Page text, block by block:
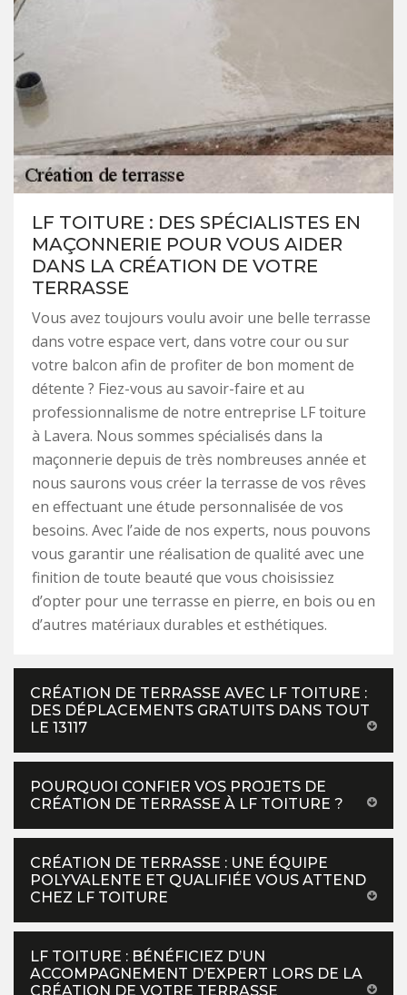
LF TOITURE : DES SPÉCIALISTES EN
MAÇONNERIE POUR VOUS AIDER
DANS LA CRÉATION DE VOTRE
TERRASSE
Vous avez toujours voulu avoir une belle terrasse
dans votre espace vert, dans votre cour ou sur
votre balcon afin de profiter de bon moment de
détente ? Fiez-vous au savoir-faire et au
professionnalisme de notre entreprise LF toiture
à Lavera. Nous sommes spécialisés dans la
maçonnerie depuis de très nombreuses année et
nous saurons vous créer la terrasse de vos rêves
en effectuant une étude personnalisée de vos
besoins. Avec l’aide de nos experts, nous pouvons
vous garantir une réalisation de qualité avec une
finition de toute beauté que vous choisissiez
d’opter pour une terrasse en pierre, en bois ou en
d’autres matériaux durables et esthétiques.
CRÉATION DE TERRASSE AVEC LF TOITURE :
DES DÉPLACEMENTS GRATUITS DANS TOUT
LE 13117
POURQUOI CONFIER VOS PROJETS DE
CRÉATION DE TERRASSE À LF TOITURE ?
CRÉATION DE TERRASSE : UNE ÉQUIPE
POLYVALENTE ET QUALIFIÉE VOUS ATTEND
CHEZ LF TOITURE
LF TOITURE : BÉNÉFICIEZ D’UN
ACCOMPAGNEMENT D’EXPERT LORS DE LA
CRÉATION DE VOTRE TERRASSE